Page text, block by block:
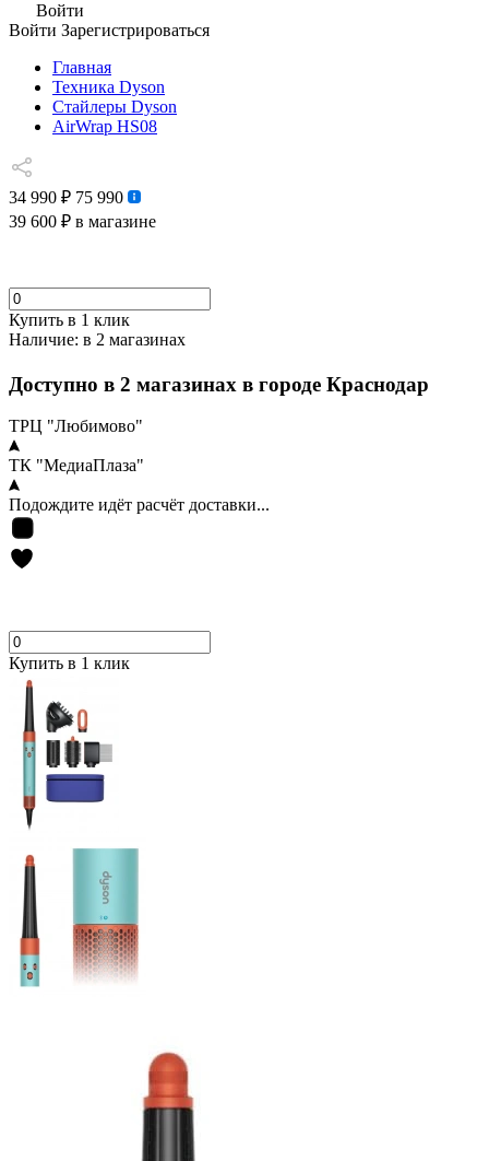
Войти
Войти Зарегистрироваться
Главная
Техника Dyson
Стайлеры Dyson
AirWrap HS08
34 990 ₽ 75 990
39 600 ₽ в магазине
Купить в 1 клик
Наличие: в 2 магазинах
Доступно в 2 магазинах в городе Краснодар
ТРЦ "Любимово"
ТК "МедиаПлаза"
Подождите идёт расчёт доставки...
Купить в 1 клик